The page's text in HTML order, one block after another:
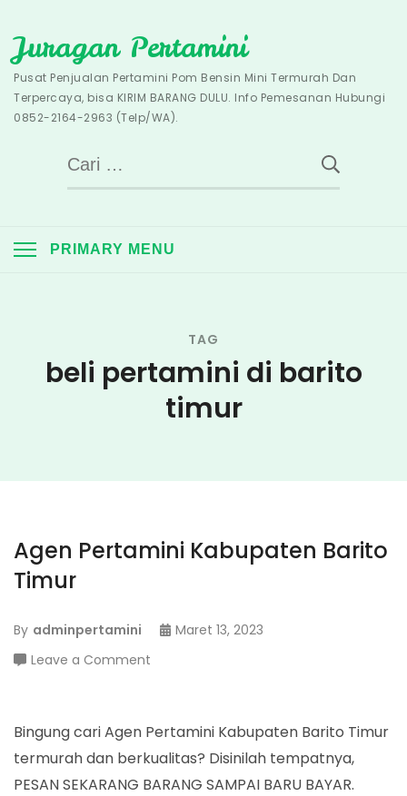
to
content
Juragan Pertamini
Pusat Penjualan Pertamini Pom Bensin Mini Termurah Dan
Terpercaya, bisa KIRIM BARANG DULU. Info Pemesanan Hubungi
0852-2164-2963 (Telp/WA).
Cari
untuk:
PRIMARY MENU
TAG
beli pertamini di barito
timur
Agen Pertamini Kabupaten Barito
Timur
By adminpertamini
Maret 13, 2023
Leave a Comment
Kabupaten
Barito
Timur
Bingung cari Agen Pertamini Kabupaten Barito Timur
termurah dan berkualitas? Disinilah tempatnya,
PESAN SEKARANG BARANG SAMPAI BARU BAYAR.